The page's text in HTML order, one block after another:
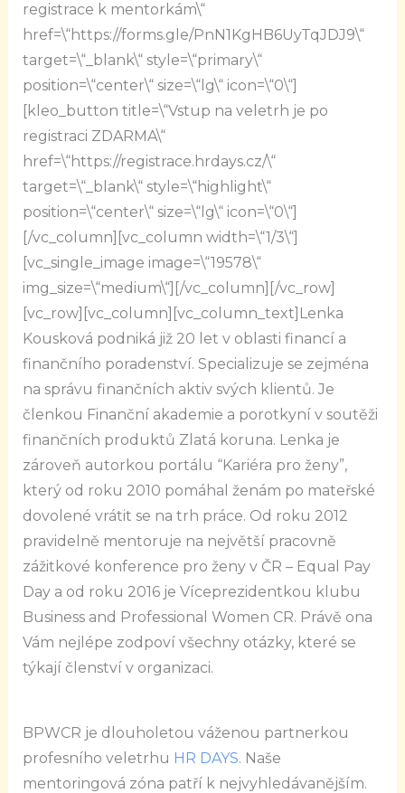
registrace k mentorkám\“
href=\“https://forms.gle/PnN1KgHB6UyTqJDJ9\“
target=\“_blank\“ style=\“primary\“
position=\“center\“ size=\“lg\“ icon=\“0\“]
[kleo_button title=\“Vstup na veletrh je po
registraci ZDARMA\“
href=\“https://registrace.hrdays.cz/\“
target=\“_blank\“ style=\“highlight\“
position=\“center\“ size=\“lg\“ icon=\“0\“]
[/vc_column][vc_column width=\“1/3\“]
[vc_single_image image=\“19578\“
img_size=\“medium\“][/vc_column][/vc_row]
[vc_row][vc_column][vc_column_text]Lenka
Kousková podniká již 20 let v oblasti financí a
finančního poradenství. Specializuje se zejména
na správu finančních aktiv svých klientů. Je
členkou Finanční akademie a porotkyní v soutěži
finančních produktů Zlatá koruna. Lenka je
zároveň autorkou portálu “Kariéra pro ženy”,
který od roku 2010 pomáhal ženám po mateřské
dovolené vrátit se na trh práce. Od roku 2012
pravidelně mentoruje na největší pracovně
zážitkové konference pro ženy v ČR – Equal Pay
Day a od roku 2016 je Víceprezidentkou klubu
Business and Professional Women CR. Právě ona
Vám nejlépe zodpoví všechny otázky, které se
týkají členství v organizaci.
BPWCR je dlouholetou váženou partnerkou
profesního veletrhu HR DAYS. Naše
mentoringová zóna patří k nejvyhledávanějším.